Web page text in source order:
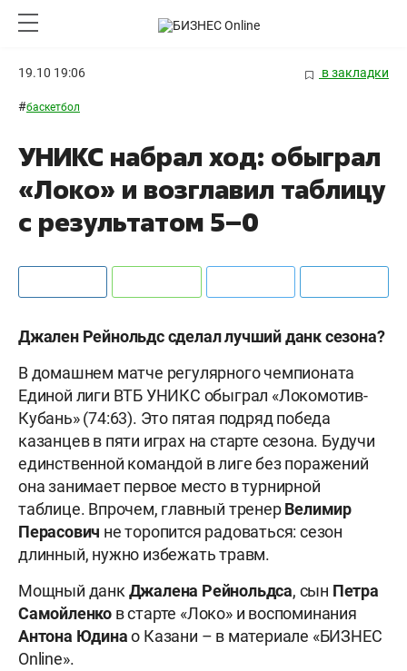
19.10 19:06 в закладки
#баскетбол
УНИКС набрал ход: обыграл
«Локо» и возглавил таблицу
с результатом 5–0
Джален Рейнольдс сделал лучший данк сезона?
В домашнем матче регулярного чемпионата
Единой лиги ВТБ УНИКС обыграл «Локомотив-
Кубань» (74:63). Это пятая подряд победа
казанцев в пяти играх на старте сезона. Будучи
единственной командой в лиге без поражений
она занимает первое место в турнирной
таблице. Впрочем, главный тренерВелимир
Перасович не торопится радоваться: сезон
длинный, нужно избежать травм.
Мощный данкДжалена Рейнольдса, сын Петра
Самойленко в старте «Локо» и воспоминания
Антона Юдинао Казани – в материале «БИЗНЕС
Online».